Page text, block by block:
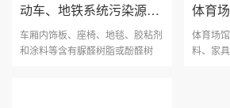
动车、地铁系统污染源分析
车厢内饰板、座椅、地毯、胶粘剂
和涂料等含有脲醛树脂或酚醛树
体育
体育场
料、家